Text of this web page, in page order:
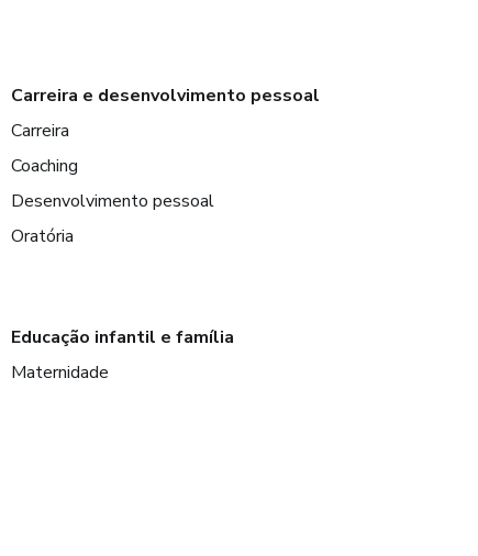
Carreira e desenvolvimento pessoal
Carreira
Coaching
Desenvolvimento pessoal
Oratória
Educação infantil e família
Maternidade